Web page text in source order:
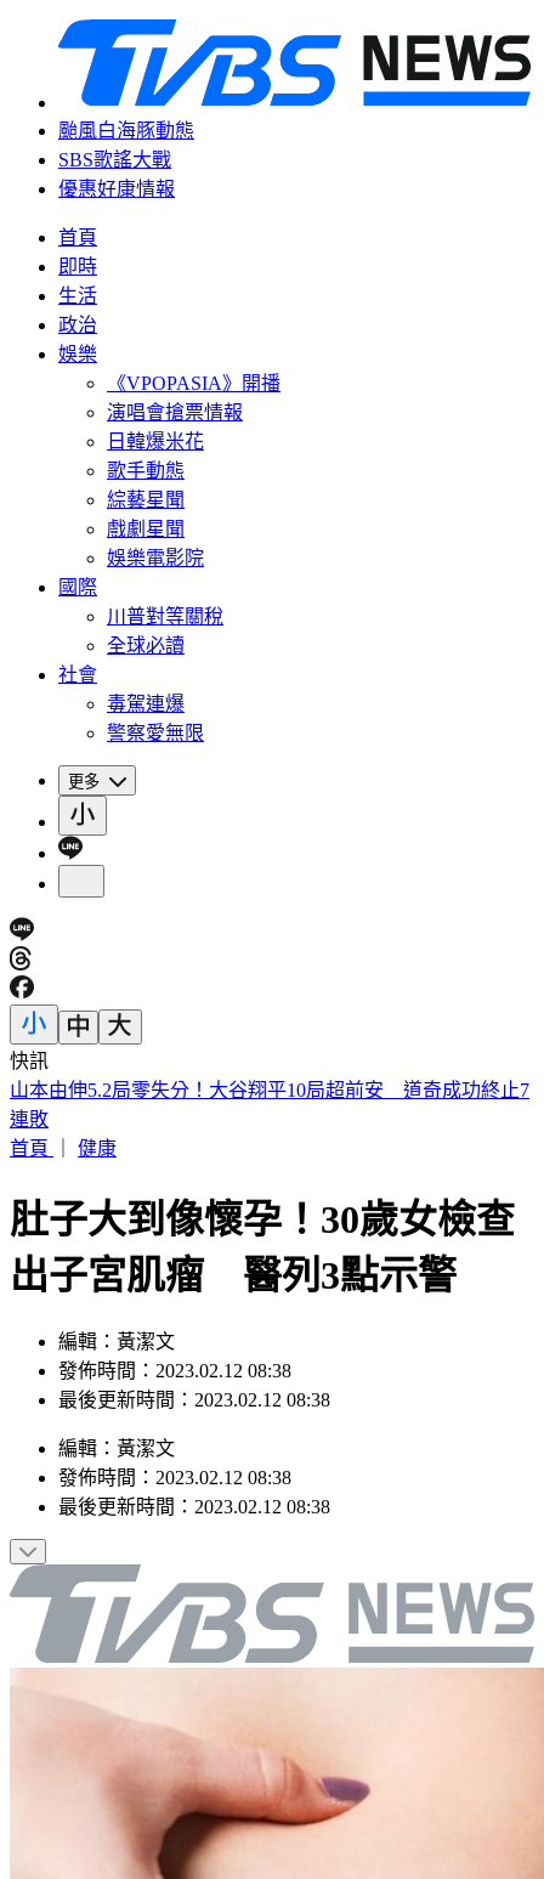
颱風白海豚動態
SBS歌謠大戰
優惠好康情報
首頁
即時
生活
政治
娛樂
《VPOPASIA》開播
演唱會搶票情報
日韓爆米花
歌手動態
綜藝星聞
戲劇星聞
娛樂電影院
國際
川普對等關稅
全球必讀
社會
毒駕連爆
警察愛無限
更多
快訊
濱海作戰區指揮部首次參訓！驗證近岸打擊、反制共軍登陸
首頁
肚子大到像懷孕！30歲女檢查
出子宮肌瘤 醫列3點示警
發佈時間：2023.02.12 08:38
最後更新時間：2023.02.12 08:38
發佈時間：2023.02.12 08:38
最後更新時間：2023.02.12 08:38